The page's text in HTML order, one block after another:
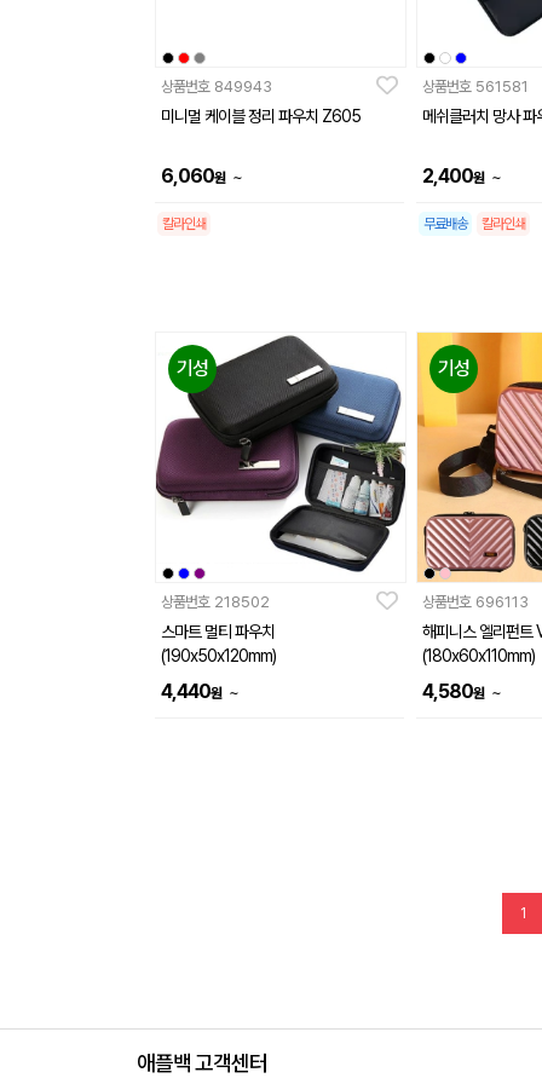
상품번호 849943
미니멀 케이블 정리 파우치 Z605
6,060원 ~
칼라인쇄
상품번호 561581
메쉬클러치 망사 파
2,400원 ~
무료배송 칼라인쇄
기성
상품번호 218502
스마트 멀티 파우치
(190x50x120mm)
4,440원 ~
기성
상품번호 696113
해피니스 엘리펀트
(180x60x110mm)
4,580원 ~
1
애플백 고객센터